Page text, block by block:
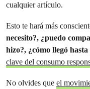
cualquier artículo.
Esto te hará más
necesito?, ¿puedo
hizo?, ¿cómo llegó
clave del consumo
No olvides que el